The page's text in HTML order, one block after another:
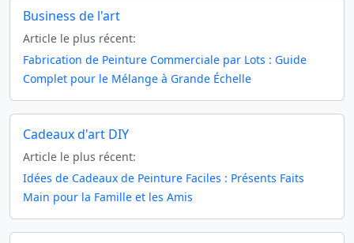
Business de l'art
Article le plus récent:
Fabrication de Peinture Commerciale par Lots : Guide
Complet pour le Mélange à Grande Échelle
Cadeaux d'art DIY
Article le plus récent:
Idées de Cadeaux de Peinture Faciles : Présents Faits
Main pour la Famille et les Amis